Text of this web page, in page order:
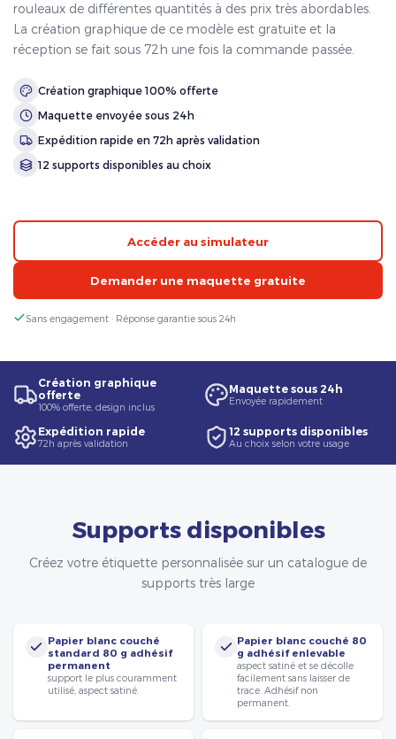
rouleaux de différentes quantités à des prix très abordables.
La création graphique de ce modèle est gratuite et la
réception se fait sous 72h une fois la commande passée.
Création graphique 100% offerte
Maquette envoyée sous 24h
Expédition rapide en 72h après validation
12 supports disponibles au choix
Accéder au simulateur
Demander une maquette gratuite
Sans engagement · Réponse garantie sous 24h
Création graphique
offerte
100% offerte, design inclus
Maquette sous 24h
Envoyée rapidement
Expédition rapide
72h après validation
12 supports disponibles
Au choix selon votre usage
Supports disponibles
Créez votre étiquette personnalisée sur un catalogue de
supports très large
Papier blanc couché
standard 80 g adhésif
permanent
support le plus couramment
utilisé, aspect satiné.
Papier blanc couché 80
g adhésif enlevable
aspect satiné et se décolle
facilement sans laisser de
trace. Adhésif non
permanent.